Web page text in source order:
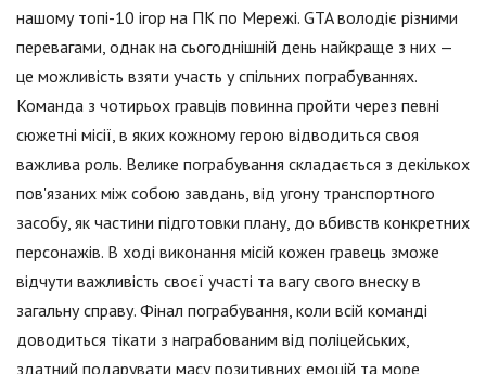
нашому топі-10 ігор на ПК по Мережі. GTA володіє різними
перевагами, однак на сьогоднішній день найкраще з них —
це можливість взяти участь у спільних пограбуваннях.
Команда з чотирьох гравців повинна пройти через певні
сюжетні місії, в яких кожному герою відводиться своя
важлива роль. Велике пограбування складається з декількох
пов'язаних між собою завдань, від угону транспортного
засобу, як частини підготовки плану, до вбивств конкретних
персонажів. В ході виконання місій кожен гравець зможе
відчути важливість своєї участі та вагу свого внеску в
загальну справу. Фінал пограбування, коли всій команді
доводиться тікати з награбованим від поліцейських,
здатний подарувати масу позитивних емоцій та море